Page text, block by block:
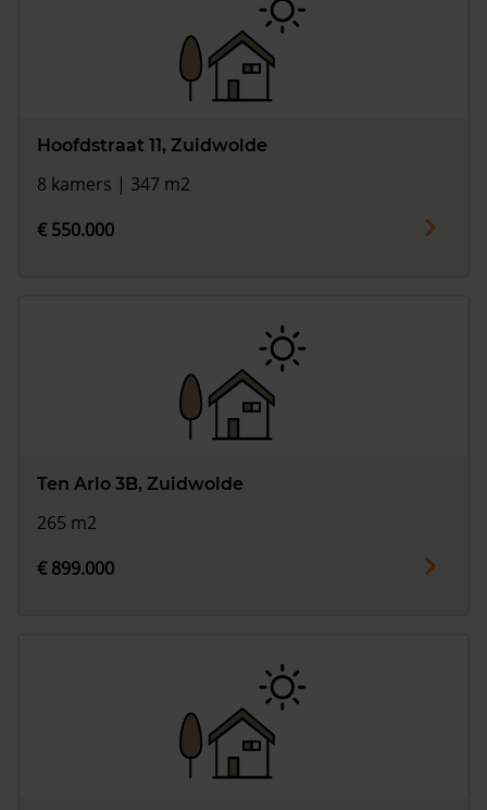
Hoofdstraat 11, Zuidwolde
8 kamers | 347 m2
€ 550.000
Ten Arlo 3B, Zuidwolde
265 m2
€ 899.000